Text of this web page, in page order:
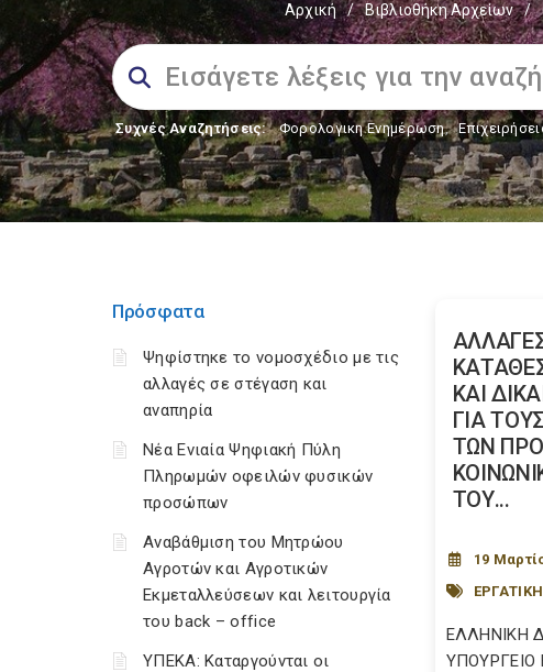
Αρχική / Βιβλιοθήκη Αρχείων /
Συχνές Αναζητήσεις: Φορολογικη Ενημέρωση,
Πρόσφατα
Ψηφίστηκε το νομοσχέδιο με τις
αλλαγές σε στέγαση και
αναπηρία
Νέα Ενιαία Ψηφιακή Πύλη
Πληρωμών οφειλών φυσικών
προσώπων
Αναβάθμιση του Μητρώου
Αγροτών και Αγροτικών
Εκμεταλλεύσεων και λειτουργία
του back – office
ΥΠΕΚΑ: Καταργούνται οι
ΚΑΙ
ΓΙΑ
ΤΩΝ
ΤΟΥ...
19
ΕΛΛΗΝΙΚΗ
ΥΠΟΥΡΓΕΙΟ